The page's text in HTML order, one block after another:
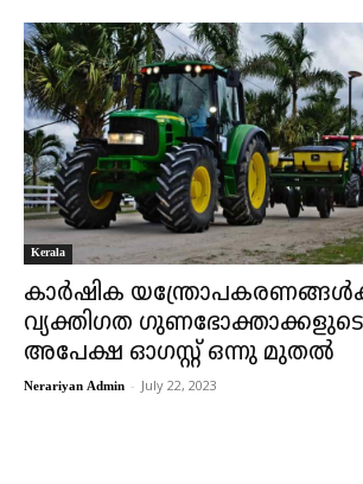
Kerala
കാർഷിക
വ്യക്തിഗത
അപേക്ഷ ഓഗസ്റ്റ് ഒന്നു മുതൽ
Nerariyan Admin - July 22, 2023